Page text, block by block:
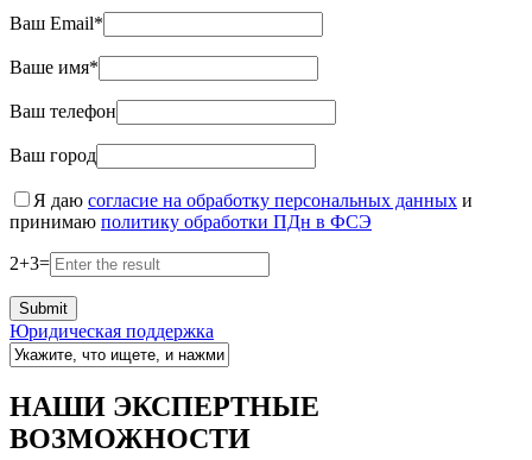
Ваш Email*
Ваше имя*
Ваш телефон
Ваш город
Я даю согласие на обработку персональных данных и
принимаю политику обработки ПДн в ФСЭ
2+3=
Юридическая поддержка
НАШИ ЭКСПЕРТНЫЕ
ВОЗМОЖНОСТИ